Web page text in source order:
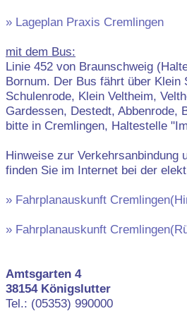
» Lageplan Praxis Cremlingen
mit dem Bus:
Linie 452 von Braunschweig
Bornum. Der Bus fährt über Klein
Schulenrode, Klein Veltheim,
Gardessen, Destedt, Abbenrode,
bitte in Cremlingen, Haltestelle
Hinweise zur Verkehrsanbindung
finden Sie im Internet bei der
» Fahrplanauskunft
» Fahrplanauskunft
Amtsgarten 4
38154 Königslutter
Tel.: (05353) 990000